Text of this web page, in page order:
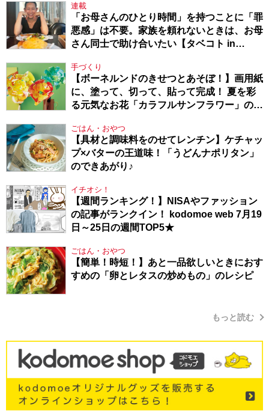
連載
「お母さんのひとり時間」を持つことに「罪
悪感」は不要。家族を頼れないときは、お母
さん同士で助け合いたい【タベコト in
手づくり
【ボーネルンドのきせつとあそぼ！】画用紙
に、塗って、切って、貼って完成！ 夏を彩
る元気なお花「カラフルサンフラワー」の作
ごはん・おやつ
【具材と調味料をのせてレンチン】ケチャッ
プ×バターの王道味！「うどんナポリタン」
のできあがり♪
イチオシ！
【週間ランキング！】NISAやファッション
の記事がランクイン！ kodomoe web 7月19
日～25日の週間TOP5★
ごはん・おやつ
【簡単！時短！】あと一品欲しいときにおす
すめの「卵とレタスの炒めもの」のレシピ
もっと読む